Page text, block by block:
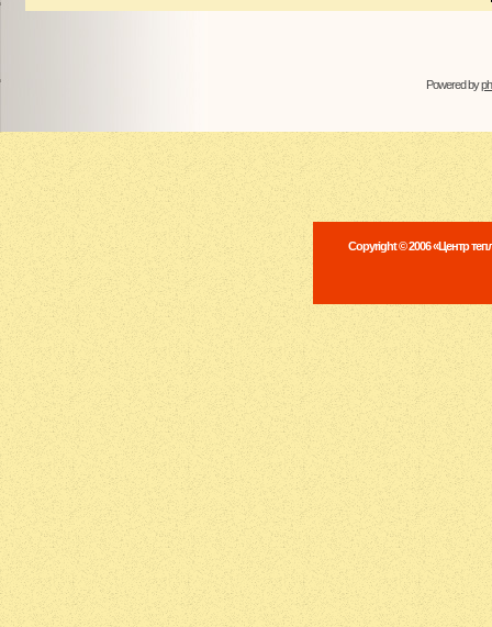
Powered by
Copyright © 2006 «Центр